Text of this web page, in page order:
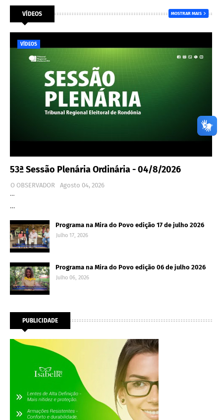
VÍDEOS MOSTRAR MAIS
VÍDEOS
53ª Sessão Plenária Ordinária - 04/8/2026
O OBSERVADOR
Agosto 04, 2026
…
…
Programa na Mira do Povo edição 17 de julho 2026
Julho 17, 2026
Programa na Mira do Povo edição 06 de julho 2026
Julho 06, 2026
PUBLICIDADE